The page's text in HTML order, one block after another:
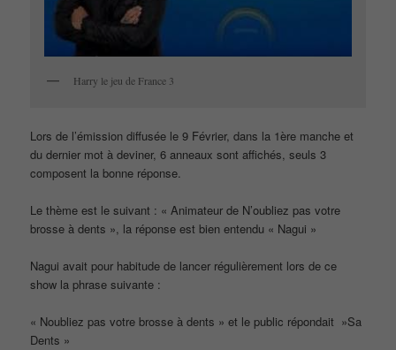
Harry le jeu de France 3
Lors de l’émission diffusée le 9 Février, dans la 1ère manche et
du dernier mot à deviner, 6 anneaux sont affichés, seuls 3
composent la bonne réponse.
Le thème est le suivant : « Animateur de N’oubliez pas votre
brosse à dents », la réponse est bien entendu « Nagui »
Nagui avait pour habitude de lancer régulièrement lors de ce
show la phrase suivante :
« Noubliez pas votre brosse à dents » et le public répondait »Sa
Dents »